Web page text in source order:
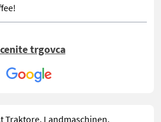
trgovca
Traktore, Landmaschinen,